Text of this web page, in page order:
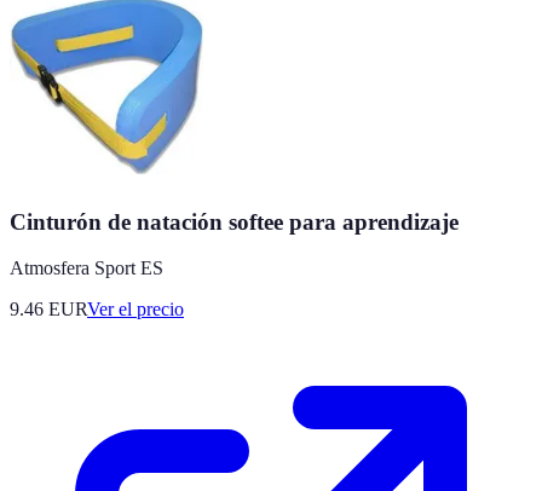
Cinturón de natación softee para aprendizaje
Atmosfera Sport ES
9.46 EURVer el precio